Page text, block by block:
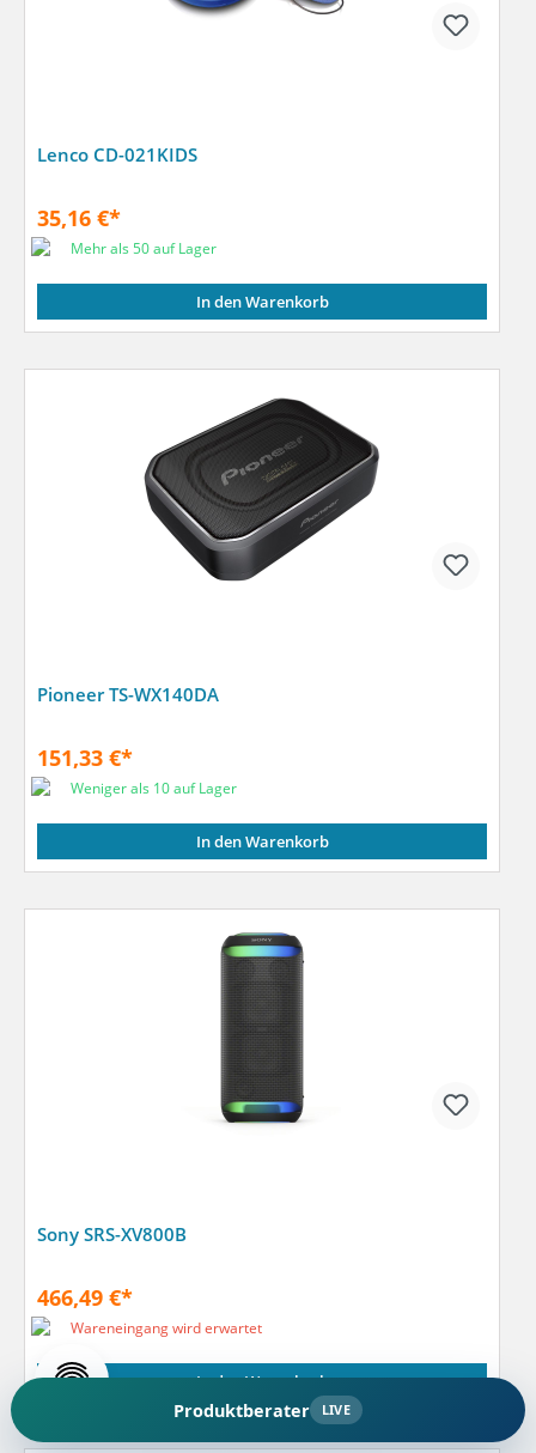
Lenco CD-021KIDS
35,16 €*
Mehr als 50 auf Lager
In den Warenkorb
Pioneer TS-WX140DA
151,33 €*
Weniger als 10 auf Lager
In den Warenkorb
Sony SRS-XV800B
466,49 €*
Wareneingang wird erwartet
In den Warenkorb
Produktberater LIVE